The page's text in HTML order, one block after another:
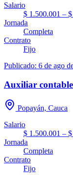
Salario
$ 1.500.001 –
Jornada
Completa
Contrato
Fijo
Publicado: 6 de ago
Auxiliar contable
Popayán, Cauca
Salario
$ 1.500.001 –
Jornada
Completa
Contrato
Fijo